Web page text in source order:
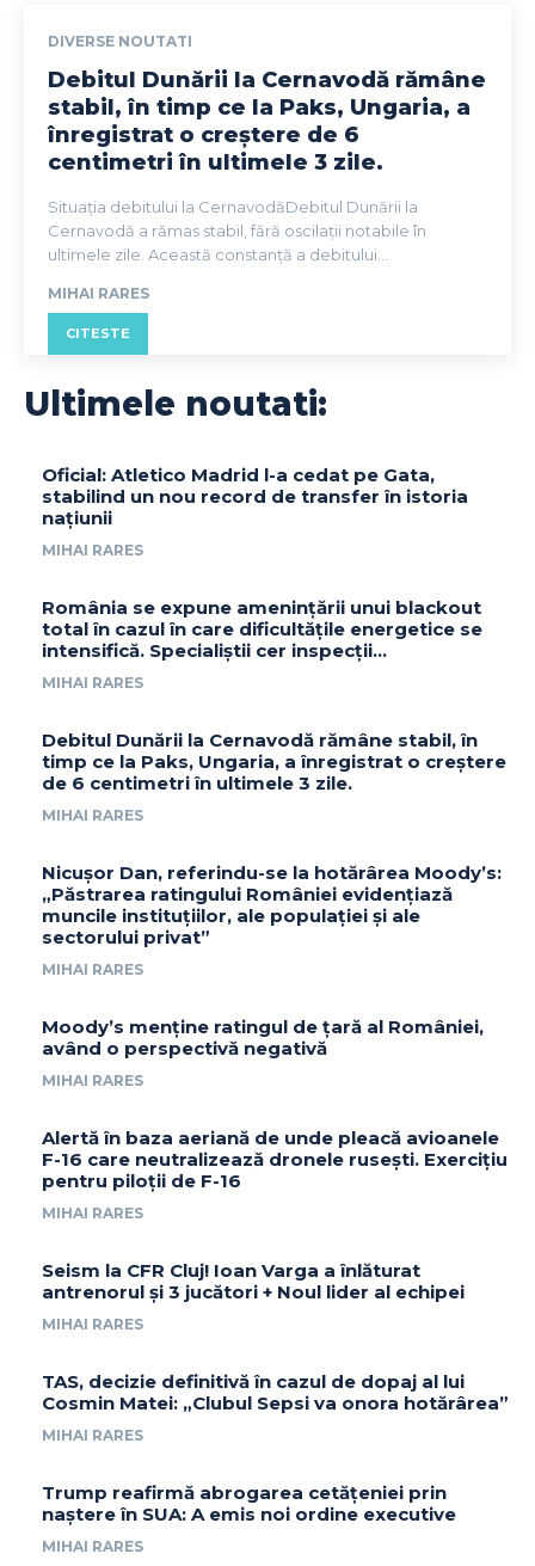
DIVERSE NOUTATI
Debitul Dunării la Cernavodă rămâne
stabil, în timp ce la Paks, Ungaria, a
înregistrat o creștere de 6
centimetri în ultimele 3 zile.
Situația debitului la CernavodăDebitul Dunării la
Cernavodă a rămas stabil, fără oscilații notabile în
ultimele zile. Această constanță a debitului...
MIHAI RARES
CITESTE
Ultimele noutati:
Oficial: Atletico Madrid l-a cedat pe Gata,
stabilind un nou record de transfer în istoria
națiunii
MIHAI RARES
România se expune amenințării unui blackout
total în cazul în care dificultățile energetice se
intensifică. Specialiștii cer inspecții…
MIHAI RARES
Debitul Dunării la Cernavodă rămâne stabil, în
timp ce la Paks, Ungaria, a înregistrat o creștere
de 6 centimetri în ultimele 3 zile.
MIHAI RARES
Nicușor Dan, referindu-se la hotărârea Moody’s:
„Păstrarea ratingului României evidențiază
muncile instituțiilor, ale populației și ale
sectorului privat”
MIHAI RARES
Moody’s menține ratingul de țară al României,
având o perspectivă negativă
MIHAI RARES
Alertă în baza aeriană de unde pleacă avioanele
F-16 care neutralizează dronele rusești. Exercițiu
pentru piloții de F-16
MIHAI RARES
Seism la CFR Cluj! Ioan Varga a înlăturat
antrenorul și 3 jucători + Noul lider al echipei
MIHAI RARES
TAS, decizie definitivă în cazul de dopaj al lui
Cosmin Matei: „Clubul Sepsi va onora hotărârea”
MIHAI RARES
Trump reafirmă abrogarea cetățeniei prin
naștere în SUA: A emis noi ordine executive
MIHAI RARES